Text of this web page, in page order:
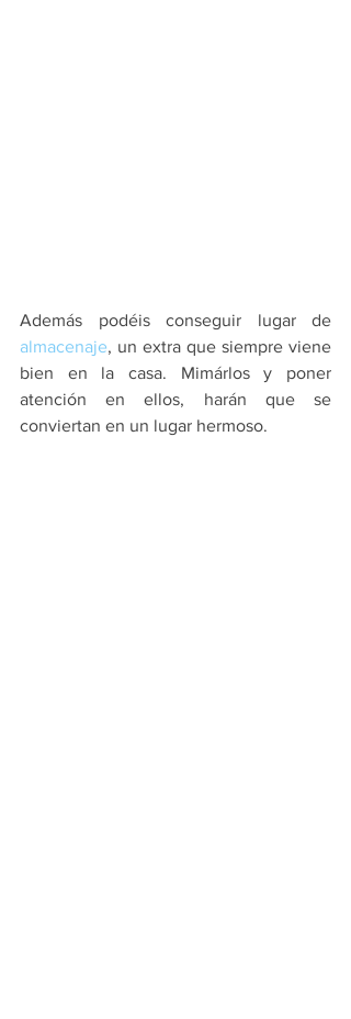
almacenaje, un extra que siempre viene
bien en la casa. Mimárlos y poner
atención en ellos, harán que se
conviertan en un lugar hermoso.